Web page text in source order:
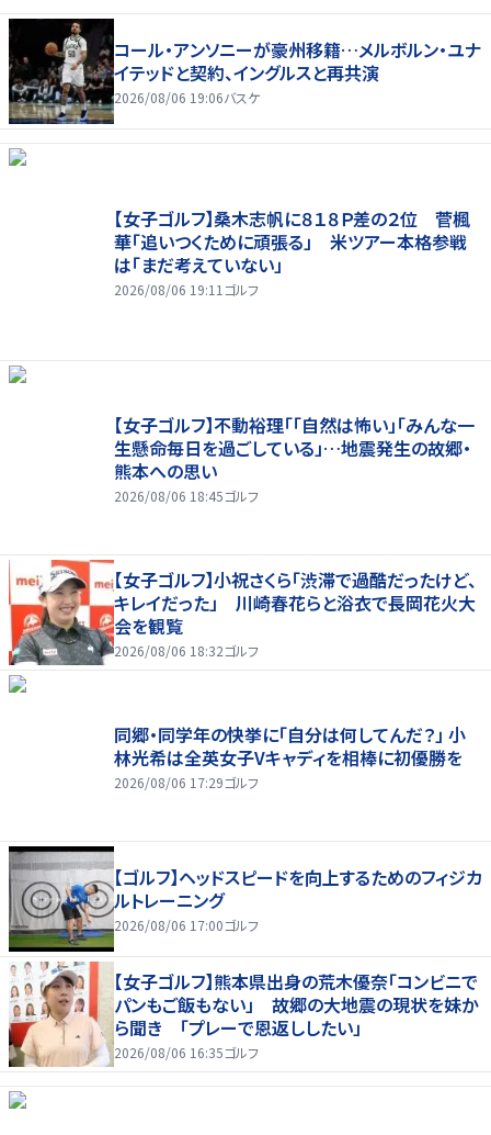
コール・アンソニーが豪州移籍…メルボルン・ユナ
イテッドと契約、イングルスと再共演
2026/08/06 19:06バスケ
【女子ゴルフ】桑木志帆に８１８Ｐ差の２位 菅楓
華「追いつくために頑張る」 米ツアー本格参戦
は「まだ考えていない」
2026/08/06 19:11 ゴルフ
【女子ゴルフ】不動裕理「「自然は怖い」「みんな一
生懸命毎日を過ごしている」…地震発生の故郷・
熊本への思い
2026/08/06 18:45ゴルフ
【女子ゴルフ】小祝さくら「渋滞で過酷だったけど、
キレイだった」 川崎春花らと浴衣で長岡花火大
会を観覧
2026/08/06 18:32ゴルフ
同郷・同学年の快挙に「自分は何してんだ？」 小
林光希は全英女子Vキャディを相棒に初優勝を
2026/08/06 17:29ゴルフ
【ゴルフ】ヘッドスピードを向上するためのフィジカ
ルトレーニング
2026/08/06 17:00ゴルフ
【女子ゴルフ】熊本県出身の荒木優奈「コンビニで
パンもご飯もない」 故郷の大地震の現状を妹か
ら聞き 「プレーで恩返ししたい」
2026/08/06 16:35ゴルフ